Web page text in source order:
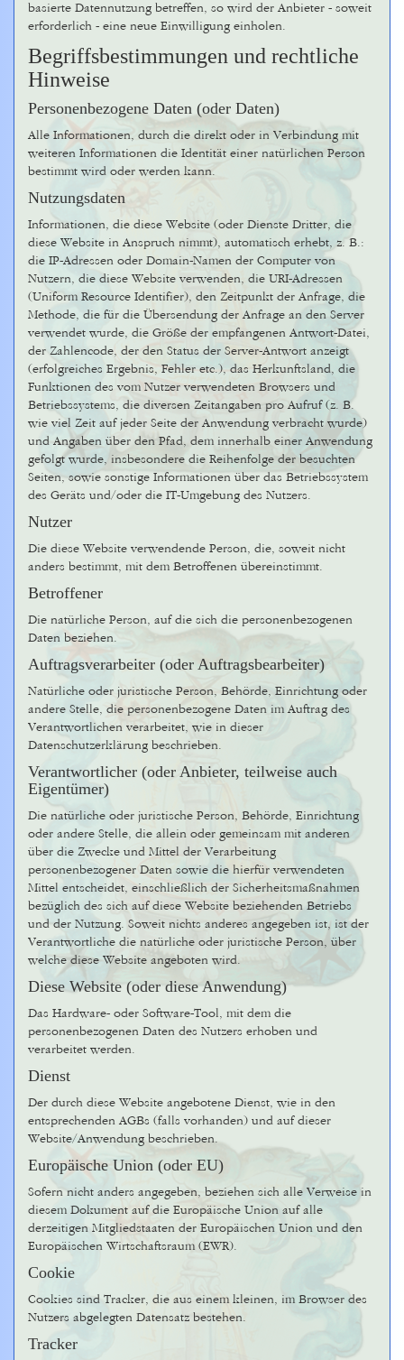
basierte Datennutzung betreffen, so wird der Anbieter - soweit
erforderlich - eine neue Einwilligung einholen.
Begriffsbestimmungen und rechtliche
Hinweise
Personenbezogene Daten (oder Daten)
Alle Informationen, durch die direkt oder in Verbindung mit
weiteren Informationen die Identität einer natürlichen Person
bestimmt wird oder werden kann.
Nutzungsdaten
Informationen, die diese Website (oder Dienste Dritter, die
diese Website in Anspruch nimmt), automatisch erhebt, z. B.:
die IP-Adressen oder Domain-Namen der Computer von
Nutzern, die diese Website verwenden, die URI-Adressen
(Uniform Resource Identifier), den Zeitpunkt der Anfrage, die
Methode, die für die Übersendung der Anfrage an den Server
verwendet wurde, die Größe der empfangenen Antwort-Datei,
der Zahlencode, der den Status der Server-Antwort anzeigt
(erfolgreiches Ergebnis, Fehler etc.), das Herkunftsland, die
Funktionen des vom Nutzer verwendeten Browsers und
Betriebssystems, die diversen Zeitangaben pro Aufruf (z. B.
wie viel Zeit auf jeder Seite der Anwendung verbracht wurde)
und Angaben über den Pfad, dem innerhalb einer Anwendung
gefolgt wurde, insbesondere die Reihenfolge der besuchten
Seiten, sowie sonstige Informationen über das Betriebssystem
des Geräts und/oder die IT-Umgebung des Nutzers.
Nutzer
Die diese Website verwendende Person, die, soweit nicht
anders bestimmt, mit dem Betroffenen übereinstimmt.
Betroffener
Die natürliche Person, auf die sich die personenbezogenen
Daten beziehen.
Auftragsverarbeiter (oder Auftragsbearbeiter)
Natürliche oder juristische Person, Behörde, Einrichtung oder
andere Stelle, die personenbezogene Daten im Auftrag des
Verantwortlichen verarbeitet, wie in dieser
Datenschutzerklärung beschrieben.
Verantwortlicher (oder Anbieter, teilweise auch
Eigentümer)
Die natürliche oder juristische Person, Behörde, Einrichtung
oder andere Stelle, die allein oder gemeinsam mit anderen
über die Zwecke und Mittel der Verarbeitung
personenbezogener Daten sowie die hierfür verwendeten
Mittel entscheidet, einschließlich der Sicherheitsmaßnahmen
bezüglich des sich auf diese Website beziehenden Betriebs
und der Nutzung. Soweit nichts anderes angegeben ist, ist der
Verantwortliche die natürliche oder juristische Person, über
welche diese Website angeboten wird.
Diese Website (oder diese Anwendung)
Das Hardware- oder Software-Tool, mit dem die
personenbezogenen Daten des Nutzers erhoben und
verarbeitet werden.
Dienst
Der durch diese Website angebotene Dienst, wie in den
entsprechenden AGBs (falls vorhanden) und auf dieser
Website/Anwendung beschrieben.
Europäische Union (oder EU)
Sofern nicht anders angegeben, beziehen sich alle Verweise in
diesem Dokument auf die Europäische Union auf alle
derzeitigen Mitgliedstaaten der Europäischen Union und den
Europäischen Wirtschaftsraum (EWR).
Cookie
Cookies sind Tracker, die aus einem kleinen, im Browser des
Nutzers abgelegten Datensatz bestehen.
Tracker